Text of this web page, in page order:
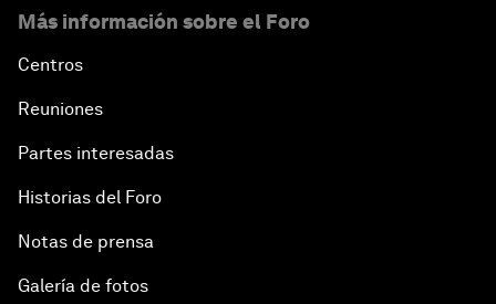
Más información sobre el Foro
Centros
Reuniones
Partes interesadas
Historias del Foro
Notas de prensa
Galería de fotos